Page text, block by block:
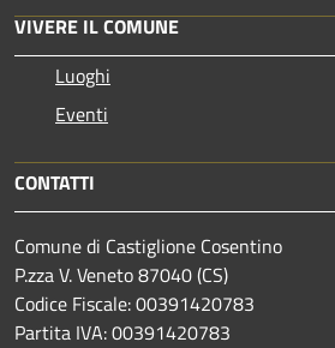
VIVERE IL COMUNE
Luoghi
Eventi
CONTATTI
Comune di Castiglione Cosentino
P.zza V. Veneto 87040 (CS)
Codice Fiscale: 00391420783
Partita IVA: 00391420783